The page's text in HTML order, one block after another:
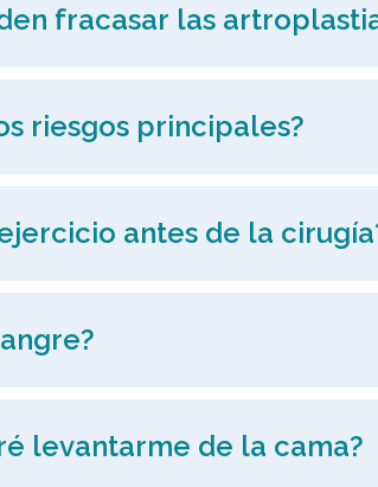
fracasar las
riesgos principales?
antes de la
levantarme de la cama?